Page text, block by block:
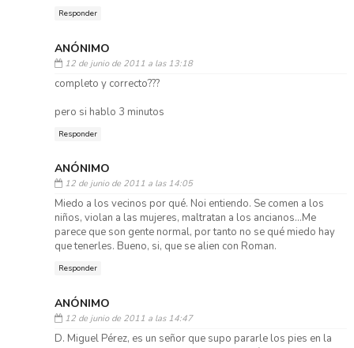
Responder
ANÓNIMO
12 de junio de 2011 a las 13:18
completo y correcto???
pero si hablo 3 minutos
Responder
ANÓNIMO
12 de junio de 2011 a las 14:05
Miedo a los vecinos por qué. Noi entiendo. Se comen a los
niños, violan a las mujeres, maltratan a los ancianos...Me
parece que son gente normal, por tanto no se qué miedo hay
que tenerles. Bueno, si, que se alien con Roman.
Responder
ANÓNIMO
12 de junio de 2011 a las 14:47
D. Miguel Pérez, es un señor que supo pararle los pies en la